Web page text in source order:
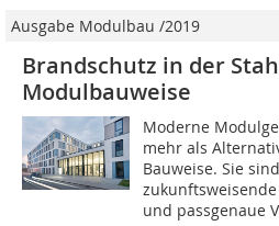
Ausgabe Modulbau /2019
Brandschutz in der
Modulbauweise
Moderne
mehr als
Bauweise. Sie
und passgenaue